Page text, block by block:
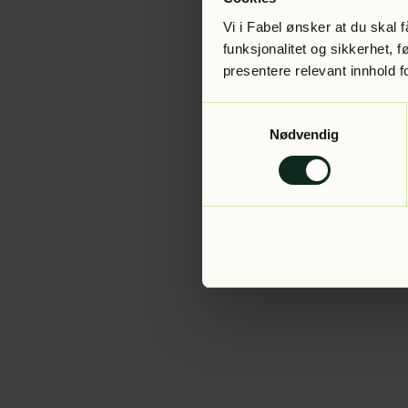
Vi i Fabel ønsker at du skal
funksjonalitet og sikkerhet,
presentere relevant innhold
Nødvendig
Application